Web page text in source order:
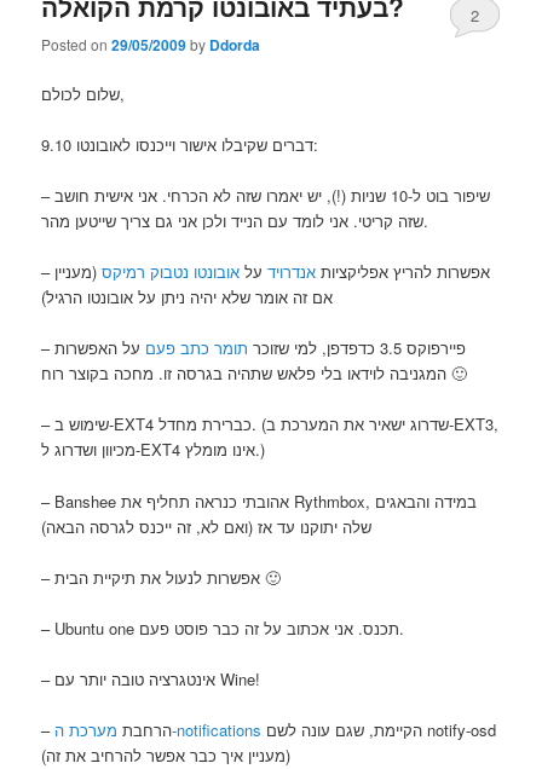
Posted on29/05/2009by Ddorda
2
שלום לכולם,
דברים שקיבלו אישור וייכנסו לאובונטו 9.10:
– שיפור בוט ל-10 שניות (!), יש יאמרו שזה לא הכרחי. אני אישית חושב
שזה קריטי. אני לומד עם הנייד ולכן אני גם צריך שייטען מהר.
– אפשרות להריץ אפליקציות אנדרוידעל אובונטו נטבוק רמיקס(מעניין
אם זה אומר שלא יהיה ניתן על אובונטו הרגיל)
– פיירפוקס 3.5 כדפדפן, למי שזוכר תומר כתב פעם על האפשרות
המגניבה לוידאו בלי פלאש שתהיה בגרסה זו. מחכה בקוצר רוח 🙂
– שימוש ב-EXT4 כברירת מחדל. (שדרוג ישאיר את המערכת ב-EXT3,
מכיוון ושדרוג ל-EXT4 אינו מומלץ.)
– Banshee אהובתי כנראה תחליף את Rythmbox, במידה והבאגים
שלה יתוקנו עד אז (ואם לא, זה ייכנס לגרסה הבאה)
– אפשרות לנעול את תיקיית הבית 🙂
– Ubuntu one תכנס. אני אכתוב על זה כבר פוסט פעם.
– אינטגרציה טובה יותר עם Wine!
– הרחבתמערכת ה-notifications
(מעניין איך כבר אפשר להרחיב את זה)